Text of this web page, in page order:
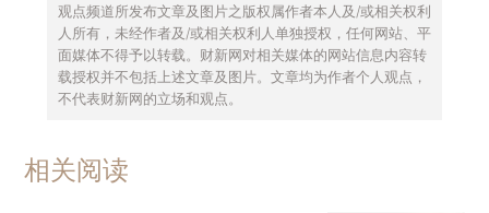
观点频道所发布文章及图片之版权属作者本人及/或相关权利
人所有，未经作者及/或相关权利人单独授权，任何网站、平
面媒体不得予以转载。财新网对相关媒体的网站信息内容转
载授权并不包括上述文章及图片。文章均为作者个人观点，
不代表财新网的立场和观点。
相关阅读